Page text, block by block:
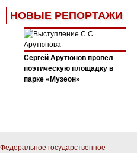
НОВЫЕ РЕПОРТАЖИ
Сергей Арутюнов провёл
поэтическую площадку в
парке «Музеон»
Федеральное государственное